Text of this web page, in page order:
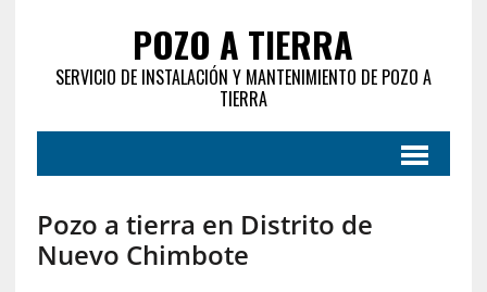
POZO A TIERRA
SERVICIO DE INSTALACIÓN Y MANTENIMIENTO DE POZO A
TIERRA
Pozo a tierra en Distrito de
Nuevo Chimbote